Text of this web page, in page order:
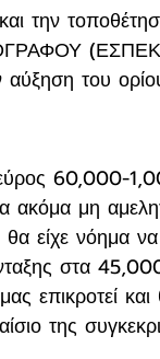
και την
(ΕΣΠΕΚ)
αύξηση του
60,000-
μη
νόημα να
στα
επικροτεί
της